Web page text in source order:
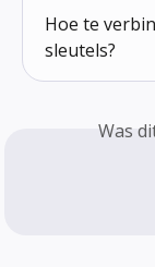
Hoe te
sleutels?
Was